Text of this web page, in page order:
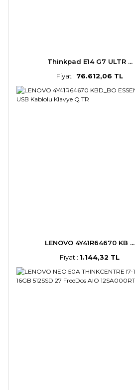
Thinkpad E14 G7 ULTR ...
Fiyat : 76.612,06 TL
LENOVO 4Y41R64670 KB ...
Fiyat : 1.144,32 TL